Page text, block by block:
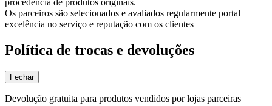
Os parceiros são selecionados e avaliados regularmente portal
excelência no serviço e reputação com os clientes
Política de trocas e devoluções
Fechar
Devolução gratuita para produtos vendidos por lojas parceiras